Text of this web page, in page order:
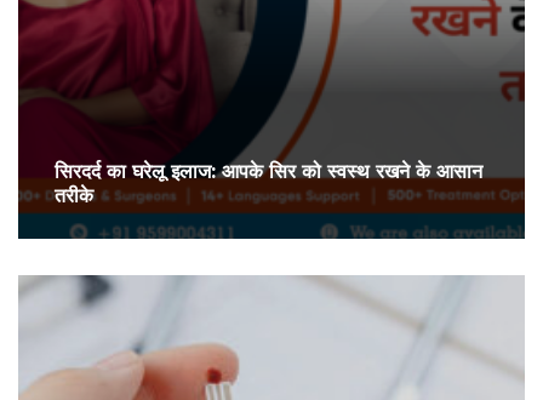
सिरदर्द का घरेलू इलाज: आपके सिर को स्वस्थ रखने के आसान
तरीके